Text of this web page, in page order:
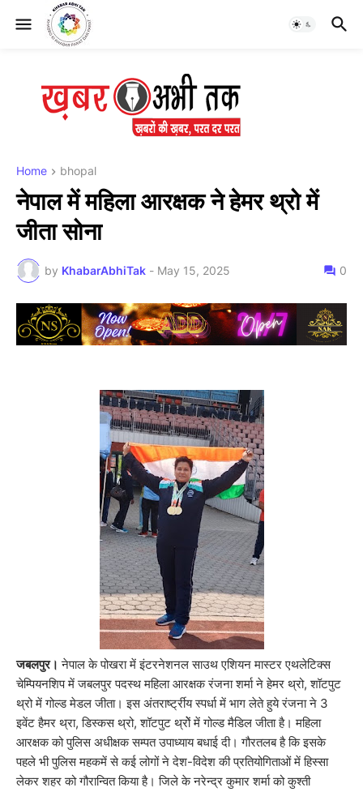
Home bhopal
नेपाल में महिला आरक्षक ने हेमर थ्रो में
जीता सोना
by KhabarAbhiTak - May 15, 2025 0
जबलपुर। नेपाल के पोखरा में इंटरनेशनल साउथ एशियन मास्टर एथलेटिक्स
चेम्पियनशिप में जबलपुर पदस्थ महिला आरक्षक रंजना शर्मा ने हेमर थ्रो, शॉटपुट
थ्रो में गोल्ड मेडल जीता। इस अंतरार्ष्ट्रीय स्पर्धा में भाग लेते हुये रंजना ने 3
इवेंट हैमर थ्रा, डिस्कस थ्रो, शॉटपुट थ्रोें में गोल्ड मैडिल जीता है। महिला
आरक्षक को पुलिस अधीक्षक सम्पत उपाध्याय बधाई दी। गौरतलब है कि इसके
पहले भी पुलिस महकमें से कई लोगों ने देश-विदेश की प्रतियोगिताओं में हिस्सा
लेकर शहर को गौरान्वित किया है। जिले के नरेन्द्र कुमार शर्मा को कुश्ती